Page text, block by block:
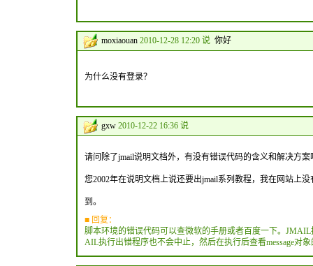
moxiaouan 2010-12-28 12:20 说 你好
为什么没有登录？
gxw 2010-12-22 16:36 说
请问除了jmail说明文档外，有没有错误代码的含义和解决方案
您2002年在说明文档上说还要出jmail系列教程，我在网站上没
到。
■ 回复：
脚本环境的错误代码可以查微软的手册或者百度一下。
AIL执行出错程序也不会中止，然后在执行后查看message对